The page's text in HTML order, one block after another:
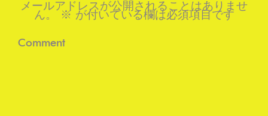
メールアドレスが公開されることはありませ
ん。 ※ が付いている欄は必須項目です
Comment